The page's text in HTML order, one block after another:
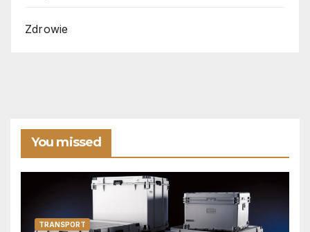
Zdrowie
You missed
TRANSPORT